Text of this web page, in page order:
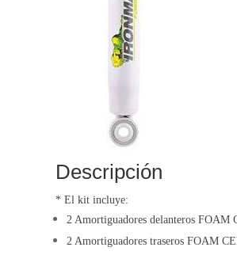
Descripción
* El kit incluye:
2 Amortiguadores delanteros FOAM
2 Amortiguadores traseros FOAM